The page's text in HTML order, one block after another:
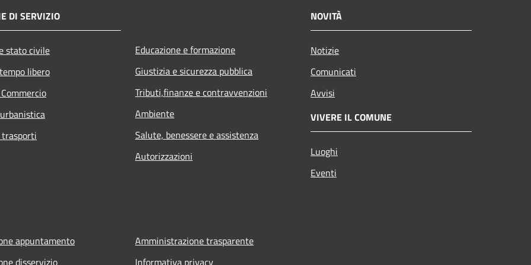
DI SERVIZIO
stato civile
libero
Educazione e formazione
Giustizia e sicurezza pubblica
Tributi,finanze e contravvenzioni
Ambiente
Salute, benessere e assistenza
Autorizzazioni
NOVITÀ
Notizie
Comunicati
Avvisi
VIVERE IL COMUNE
Luoghi
Eventi
appuntamento
disservizio
Amministrazione trasparente
Informativa privacy